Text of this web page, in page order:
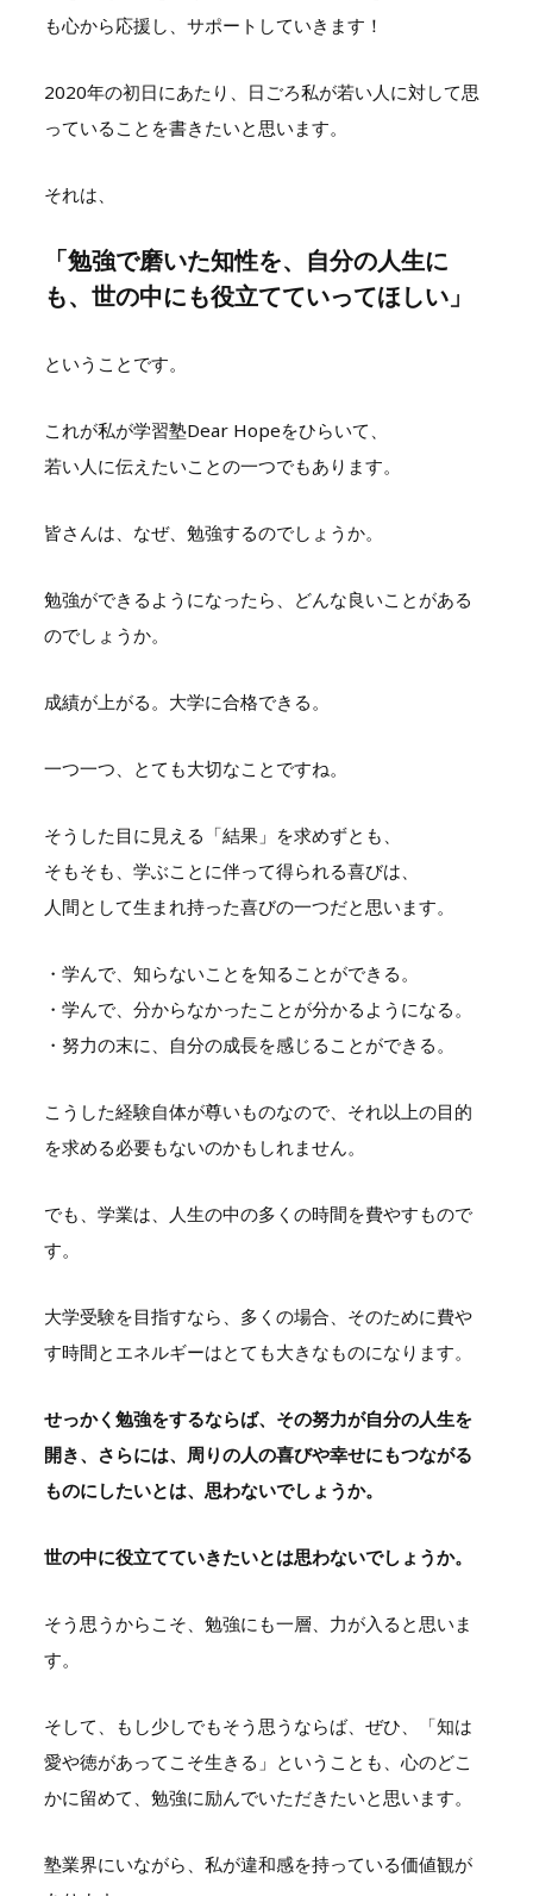
も心から応援し、サポートしていきます！
2020年の初日にあたり、日ごろ私が若い人に対して思
っていることを書きたいと思います。
それは、
「勉強で磨いた知性を、自分の人生に
も、世の中にも役立てていってほしい」
ということです。
これが私が学習塾Dear Hopeをひらいて、
若い人に伝えたいことの一つでもあります。
皆さんは、なぜ、勉強するのでしょうか。
勉強ができるようになったら、どんな良いことがある
のでしょうか。
成績が上がる。大学に合格できる。
一つ一つ、とても大切なことですね。
そうした目に見える「結果」を求めずとも、
そもそも、学ぶことに伴って得られる喜びは、
人間として生まれ持った喜びの一つだと思います。
・学んで、知らないことを知ることができる。
・学んで、分からなかったことが分かるようになる。
・努力の末に、自分の成長を感じることができる。
こうした経験自体が尊いものなので、それ以上の目的
を求める必要もないのかもしれません。
でも、学業は、人生の中の多くの時間を費やすもので
す。
大学受験を目指すなら、多くの場合、そのために費や
す時間とエネルギーはとても大きなものになります。
せっかく勉強をするならば、その努力が自分の人生を
開き、さらには、周りの人の喜びや幸せにもつながる
ものにしたいとは、思わないでしょうか。
世の中に役立てていきたいとは思わないでしょうか。
そう思うからこそ、勉強にも一層、力が入ると思いま
す。
そして、もし少しでもそう思うならば、ぜひ、「知は
愛や徳があってこそ生きる」ということも、心のどこ
かに留めて、勉強に励んでいただきたいと思います。
塾業界にいながら、私が違和感を持っている価値観が